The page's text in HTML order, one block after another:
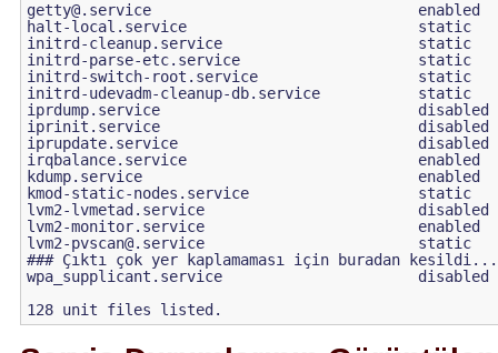
getty@.service
                              enabled
halt-local.service                          static
initrd-cleanup.service                      static
initrd-parse-etc.service                    static
initrd-switch-root.service                  static
initrd-udevadm-cleanup-db.service           static
iprdump.service                             disabled
iprinit.service                             disabled
iprupdate.service                           disabled
irqbalance.service                          enabled
kdump.service                               enabled
kmod-static-nodes.service                   static
lvm2-lvmetad.service                        disabled
lvm2-pvscan@.service
                        static
### Çıktı çok yer kaplamaması için buradan
wpa_supplicant.service                      disabled